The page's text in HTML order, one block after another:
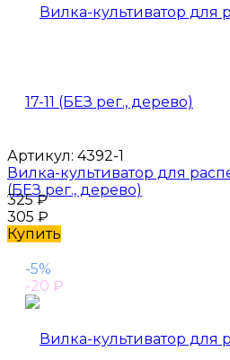
Артикул: 4392-1
Вилка-культиватор для
(БЕЗ рег., дерево)
325₽
305 ₽
Купить
-5%
-20 ₽